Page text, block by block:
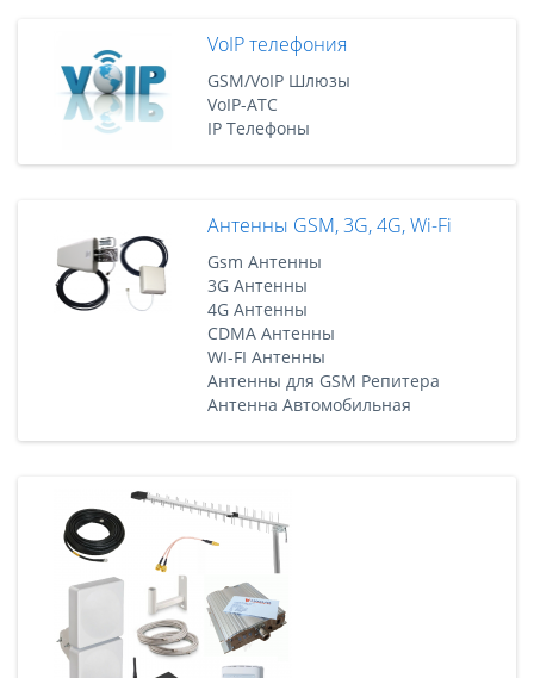
VoIP телефония
GSM/VoIP Шлюзы
VoIP-АТС
IP Телефоны
Антенны GSM, 3G, 4G, Wi-Fi
Gsm Антенны
3G Антенны
4G Антенны
CDMA Антенны
WI-FI Антенны
Антенны для GSM Репитера
Антенна Автомобильная